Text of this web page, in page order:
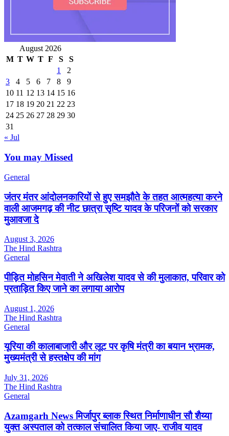
August 2026
M T W T F S
S
1
2
3
4 5 6 7 8
9
10 11 12 13 14 15 16
17 18 19 20 21 22 23
24 25 26 27 28 29 30
31
« Jul
You may Missed
General
जंतर मंतर आंदोलनकारियों से हुए समझौते के तहत आत्महत्या करने
वाली आजमगढ़ की नीट छात्रा सृष्टि यादव के परिजनों को सरकार
मुआवजा दे
August 3, 2026
The Hind Rashtra
General
पीड़ित मोहसिन मेवाती ने अखिलेश यादव से की मुलाकात, परिवार को
प्रताड़ित किए जाने का लगाया आरोप
August 1, 2026
The Hind Rashtra
General
यूरिया की कालाबाजारी और लूट पर कृषि मंत्री का बयान भ्रामक,
मुख्यमंत्री से हस्तक्षेप की मांग
July 31, 2026
The Hind Rashtra
General
Azamgarh News मिर्जापुर ब्लाक स्थित निर्माणाधीन सौ शैय्या
युक्त अस्पताल को तत्काल संचालित किया जाए- राजीव यादव